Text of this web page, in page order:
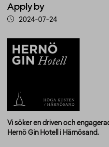
Apply by
2024-07-24
Vi söker en driven och
Hernö Gin Hotell i Härnösand.